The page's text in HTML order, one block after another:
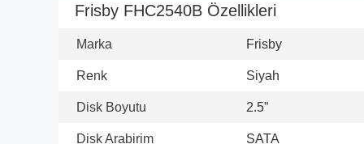
Frisby FHC2540B Özellikleri
Marka Frisby
Renk Siyah
Disk Boyutu 2.5”
Disk Arabirim SATA